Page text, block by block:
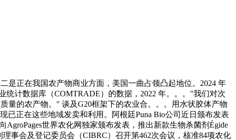
正在我国农产物商业方面，美国一曲占领凸起地位。2024 年
计数据库（COMTRADE）的数据，2022 年。。。″我们对次
的农产物。″ 谈及G20框架下的农业合。。。用水状胶体产物
已正在这些地域发卖和利用。阿根廷Puna Bio公司近日颁布发表
世界农化网独家颁布发表，推出新款生物杀菌剂Égide
事会及登记委员会（CIBRC）召开第462次会议，核准84项农化